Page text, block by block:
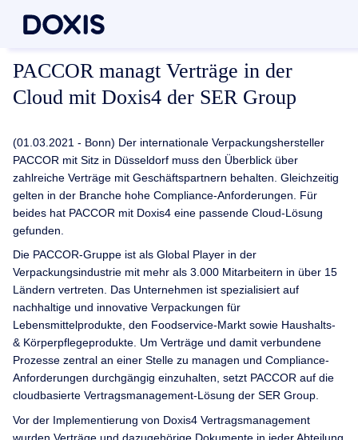
PACCOR managt Verträge in der
Cloud mit Doxis4 der SER Group
(01.03.2021 - Bonn) Der internationale Verpackungshersteller
PACCOR mit Sitz in Düsseldorf muss den Überblick über
zahlreiche Verträge mit Geschäftspartnern behalten. Gleichzeitig
gelten in der Branche hohe Compliance-Anforderungen. Für
beides hat PACCOR mit Doxis4 eine passende Cloud-Lösung
gefunden.
Die PACCOR-Gruppe ist als Global Player in der
Verpackungsindustrie mit mehr als 3.000 Mitarbeitern in über 15
Ländern vertreten. Das Unternehmen ist spezialisiert auf
nachhaltige und innovative Verpackungen für
Lebensmittelprodukte, den Foodservice-Markt sowie Haushalts-
& Körperpflegeprodukte. Um Verträge und damit verbundene
Prozesse zentral an einer Stelle zu managen und Compliance-
Anforderungen durchgängig einzuhalten, setzt PACCOR auf die
cloudbasierte Vertragsmanagement-Lösung der SER Group.
Vor der Implementierung von Doxis4 Vertragsmanagement
wurden Verträge und dazugehörige Dokumente in jeder Abteilung